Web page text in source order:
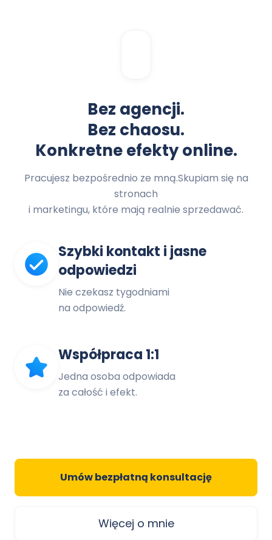
Bez agencji.
Bez chaosu.
Konkretne efekty online.
Pracujesz bezpośrednio ze mną.Skupiam się na
stronach
i marketingu, które mają realnie sprzedawać.
Szybki kontakt i jasne
odpowiedzi
Nie czekasz tygodniami
na odpowiedź.
Współpraca 1:1
Jedna osoba odpowiada
za całość i efekt.
Umów bezpłatną konsultację
Więcej o mnie